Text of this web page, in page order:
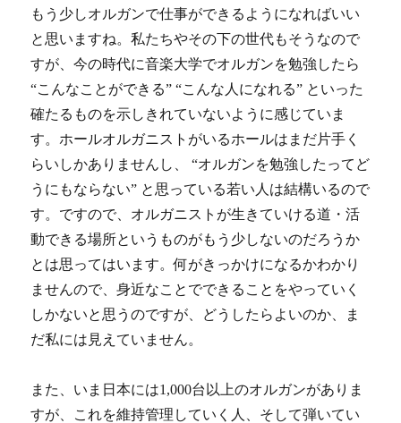
もう少しオルガンで仕事ができるようになればいい
と思いますね。私たちやその下の世代もそうなので
すが、今の時代に音楽大学でオルガンを勉強したら
“こんなことができる” “こんな人になれる” といった
確たるものを示しきれていないように感じていま
す。ホールオルガニストがいるホールはまだ片手く
らいしかありませんし、 “オルガンを勉強したってど
うにもならない” と思っている若い人は結構いるので
す。ですので、オルガニストが生きていける道・活
動できる場所というものがもう少しないのだろうか
とは思ってはいます。何がきっかけになるかわかり
ませんので、身近なことでできることをやっていく
しかないと思うのですが、どうしたらよいのか、ま
だ私には見えていません。
また、いま日本には1,000台以上のオルガンがありま
すが、これを維持管理していく人、そして弾いてい